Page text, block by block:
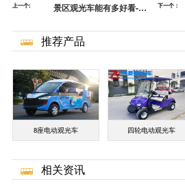
上一个:
景区观光车能有多好看-道
[五菱]
下一个：
推荐产品
8座电动观光车 四轮电动观光车
相关资讯